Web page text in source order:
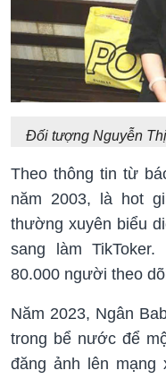
Đối tượng Nguyễn
Theo thông tin từ
năm 2003, là hot
thường xuyên biểu
sang làm
80.000 người theo
Năm 2023, Ngân
trong bể nước để
đăng ảnh lên